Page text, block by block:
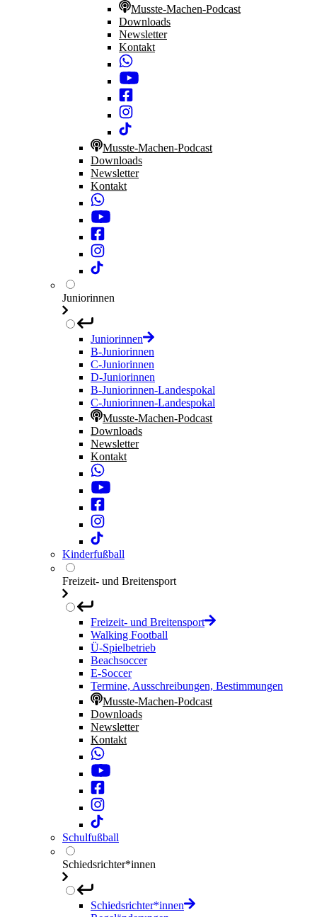
Musste-Machen-Podcast
Downloads
Newsletter
Kontakt
Musste-Machen-Podcast
Downloads
Newsletter
Kontakt
Juniorinnen
Juniorinnen
B-Juniorinnen
C-Juniorinnen
D-Juniorinnen
B-Juniorinnen-Landespokal
C-Juniorinnen-Landespokal
Musste-Machen-Podcast
Downloads
Newsletter
Kontakt
Kinderfußball
Freizeit- und Breitensport
Freizeit- und Breitensport
Walking Football
Ü-Spielbetrieb
Beachsoccer
E-Soccer
Termine, Ausschreibungen, Bestimmungen
Musste-Machen-Podcast
Downloads
Newsletter
Kontakt
Schulfußball
Schiedsrichter*innen
Schiedsrichter*innen